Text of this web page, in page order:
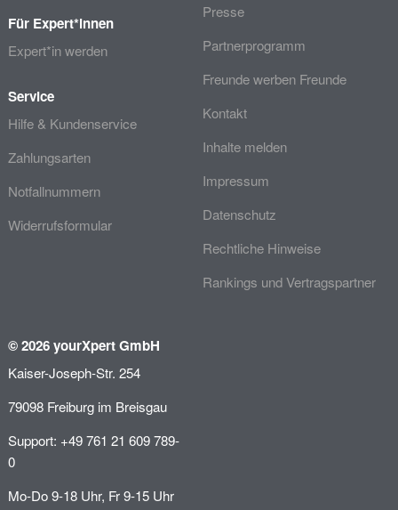
Für Expert*innen
Expert*in werden
Service
Hilfe & Kundenservice
Zahlungsarten
Notfallnummern
Widerrufsformular
Presse
Partnerprogramm
Freunde werben Freunde
Kontakt
Inhalte melden
Impressum
Datenschutz
Rechtliche Hinweise
Rankings und Vertragspartner
© 2026 yourXpert GmbH
Kaiser-Joseph-Str. 254
79098 Freiburg im Breisgau
Support: +49 761 21 609 789-
0
Mo-Do 9-18 Uhr, Fr 9-15 Uhr